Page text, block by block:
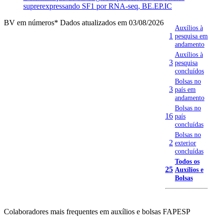
suprerexpressando SF1 por RNA-seq, BE.EP.IC
BV em números* Dados atualizados em 03/08/2026
1
Auxílios à
pesquisa em
andamento
3
Auxílios à
pesquisa
concluídos
3
Bolsas no
país em
andamento
16
Bolsas no
país
concluídas
2
Bolsas no
exterior
concluídas
25
Todos os
Auxílios e
Bolsas
Colaboradores mais frequentes em auxílios e bolsas FAPESP